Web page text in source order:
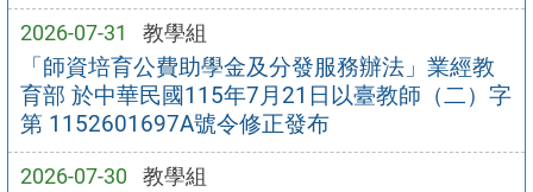
2026-07-31 教學組
「師資培育公費助學金及分發服務辦法」業經教
育部 於中華民國115年7月21日以臺教師（二）字
第 1152601697A號令修正發布
2026-07-30 教學組